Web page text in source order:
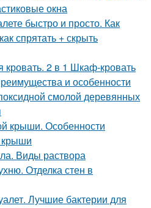
окна
быстро и просто. Как
спрятать + скрыть
кровать. 2 в 1 Шкаф-кровать
и особенности
смолой деревянных
крыши. Особенности
крыши
Виды раствора
Отделка стен в
Лучшие бактерии для